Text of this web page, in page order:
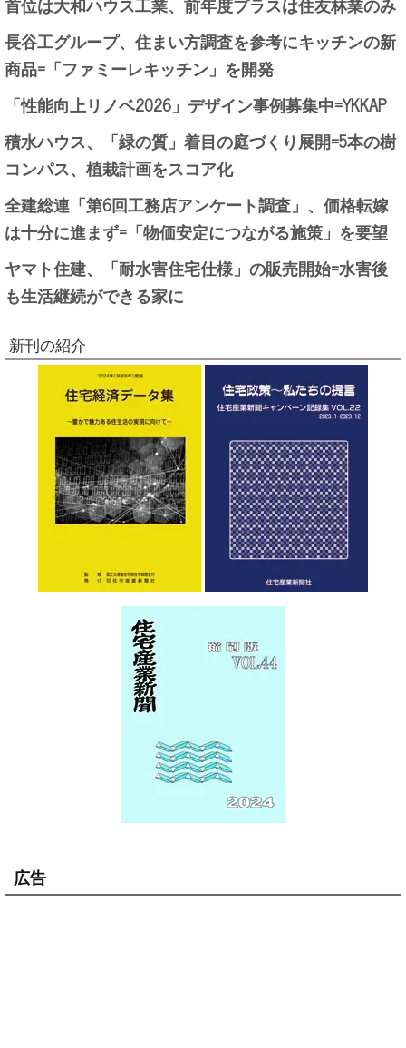
長谷工グループ、住まい方調査を参考にキッチンの新
商品=「ファミーレキッチン」を開発
「性能向上リノベ2026」デザイン事例募集中=YKKAP
積水ハウス、「緑の質」着目の庭づくり展開=5本の樹
コンパス、植栽計画をスコア化
全建総連「第6回工務店アンケート調査」、価格転嫁
は十分に進まず=「物価安定につながる施策」を要望
ヤマト住建、「耐水害住宅仕様」の販売開始=水害後
も生活継続ができる家に
新刊の紹介
広告